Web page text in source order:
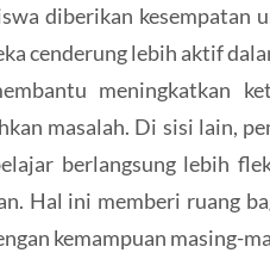
diberikan kesempatan
cenderung lebih aktif
meningkatkan
masalah. Di sisi lain,
berlangsung lebih
Hal ini memberi ruang
kemampuan masing-